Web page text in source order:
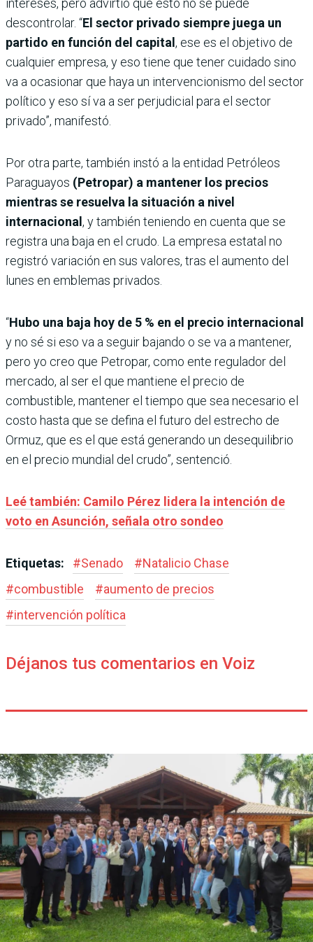
intereses, pero advirtió que esto no se puede
descontrolar. “El sector privado siempre juega un
partido en función del capital , ese es el objetivo de
cualquier empresa, y eso tiene que tener cuidado sino
va a ocasionar que haya un intervencionismo del sector
político y eso sí va a ser perjudicial para el sector
privado”, manifestó.
Por otra parte, también instó a la entidad Petróleos
Paraguayos (Petropar) a mantener los precios
mientras se resuelva la situación a nivel
internacional , y también teniendo en cuenta que se
registra una baja en el crudo. La empresa estatal no
registró variación en sus valores, tras el aumento del
lunes en emblemas privados.
“Hubo una baja hoy de 5 % en el precio internacional
y no sé si eso va a seguir bajando o se va a mantener,
pero yo creo que Petropar, como ente regulador del
mercado, al ser el que mantiene el precio de
combustible, mantener el tiempo que sea necesario el
costo hasta que se defina el futuro del estrecho de
Ormuz, que es el que está generando un desequilibrio
en el precio mundial del crudo”, sentenció.
Leé también: Camilo Pérez lidera la intención de
voto en Asunción, señala otro sondeo
Etiquetas: #Senado #Natalicio Chase
#combustible #aumento de precios
#intervención política
Déjanos tus comentarios en Voiz